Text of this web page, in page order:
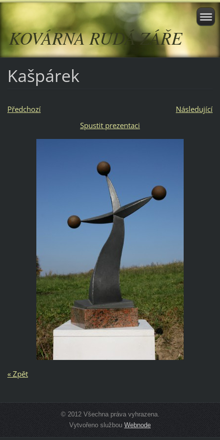
KOVÁRNA RUDÁ ZÁŘE
Kašpárek
Předchozí
Následující
Spustit prezentaci
« Zpět
© 2012 Všechna práva vyhrazena.
Vytvořeno službouWebnode